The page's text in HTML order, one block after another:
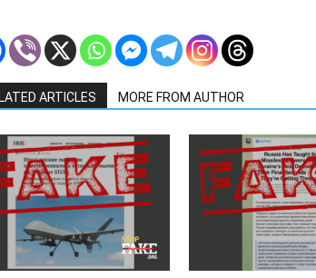
ARTICLES MORE FROM AUTHOR